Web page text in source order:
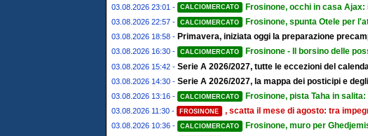
03.08.2026 23:01 - CALCIOMERCATO Frosinone, occhi in casa
03.08.2026 22:57 - CALCIOMERCATO Frosinone, spunta Otele per
03.08.2026 18:58 - Primavera, iniziata oggi la preparazione
03.08.2026 16:30 - CALCIOMERCATO Frosinone - Il borsino delle
03.08.2026 15:42 - Serie A 2026/2027, tutte le eccezioni del
03.08.2026 14:30 - Serie A 2026/2027, la mappa dei posticipi e
03.08.2026 13:16 - CALCIOMERCATO Frosinone, pista Taha in
03.08.2026 11:30 - FROSINONE , scatta il mese di agosto: tra
03.08.2026 10:36 - CALCIOMERCATO Frosinone, muro per